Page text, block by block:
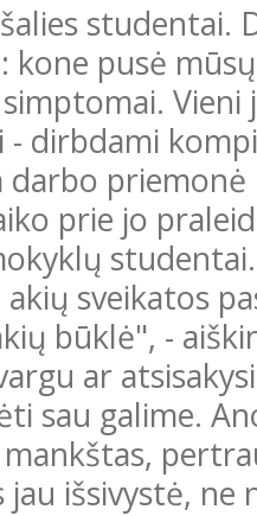
studentai.
kone pusė
- dirbdami
darbo
prie jo
sveikatos
būklė", -
ar
sau galime.
jau išsivystė,